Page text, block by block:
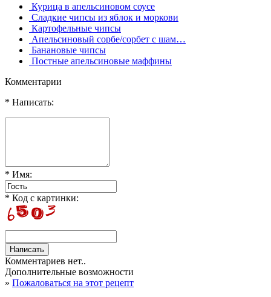
Курица в апельсиновом соусе
Сладкие чипсы из яблок и моркови
Картофельные чипсы
Апельсиновый сорбе/сорбет с шам…
Банановые чипсы
Постные апельсиновые маффины
Комментарии
* Написать:
* Имя:
* Код с картинки:
Комментариев нет..
Дополнительные возможности
» Пожаловаться на этот рецепт